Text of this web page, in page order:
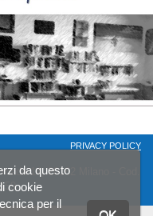
PRIVACY POLICY
14, 20162 Milano - Cod.
da questo
cookie
per il